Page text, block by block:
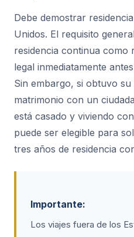
Debe demostrar
Unidos. El requisito
residencia continua como
legal inmediatamente
Sin embargo, si obtuvo
matrimonio con un
está casado y viviendo
puede ser elegible para
tres años de residencia
Importante:
Los viajes fuera de los